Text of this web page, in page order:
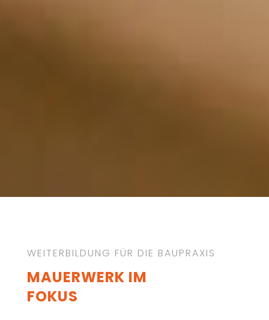
WEITERBILDUNG FÜR DIE BAUPRAXIS
MAUERWERK IM
FOKUS